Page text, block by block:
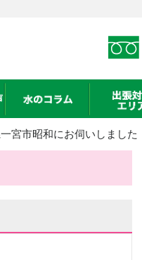
宮市昭和にお伺いしました